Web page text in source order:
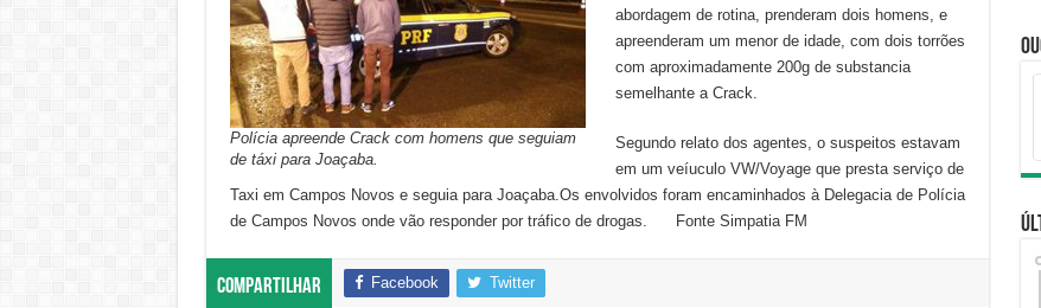
Polícia apreende Crack com homens que seguiam
de táxi para Joaçaba.
abordagem de rotina, prenderam dois homens, e
apreenderam um menor de idade, com dois torrões
com aproximadamente 200g de substancia
semelhante a Crack.
Segundo relato dos agentes, o suspeitos estavam
em um veíuculo VW/Voyage que presta serviço de
Taxi em Campos Novos e seguia para Joaçaba.Os envolvidos foram encaminhados à Delegacia de Polícia
de Campos Novos onde vão responder por tráfico de drogas. Fonte Simpatia FM
Compartilhar Facebook Twitter